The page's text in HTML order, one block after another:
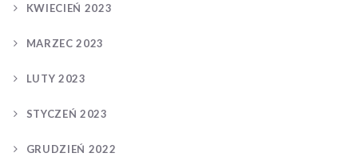
KWIECIEŃ 2023
MARZEC 2023
LUTY 2023
STYCZEŃ 2023
GRUDZIEŃ 2022